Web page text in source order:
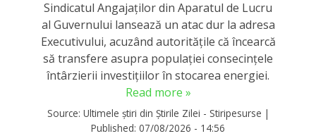
Sindicatul Angajaților din Aparatul de Lucru
al Guvernului lansează un atac dur la adresa
Executivului, acuzând autoritățile că încearcă
să transfere asupra populației consecințele
întârzierii investițiilor în stocarea energiei.
Read more »
Source: Ultimele știri din Știrile Zilei - Stiripesurse |
Published: 07/08/2026 - 14:56